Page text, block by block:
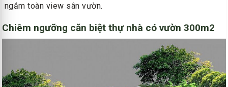
ngắm toàn view sân vườn.
Chiêm ngưỡng căn biệt thự nhà có vườn 300m2